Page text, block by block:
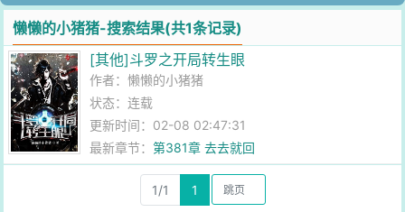
懒懒的小猪猪-搜索结果(共1条记录)
[其他]斗罗之开局转生眼
作者：懒懒的小猪猪
状态：连载
更新时间：02-08 02:47:31
最新章节：第381章 去去就回
1/1 1